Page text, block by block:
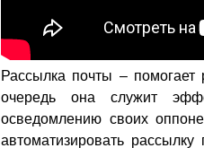
Рассылка почты –
очередь она служит
осведомлению своих
автоматизировать